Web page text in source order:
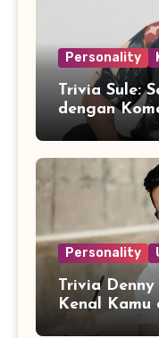
Personality
Trivia Sule:
dengan
Indonesia?
Personality
Trivia Denny
Kenal Kamu